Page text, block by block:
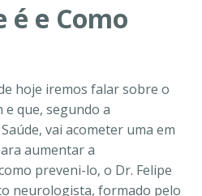
é e Como
hoje iremos falar sobre o
e que, segundo a
vai acometer uma em
aumentar a
preveni-lo, o Dr. Felipe
neurologista, formado pelo